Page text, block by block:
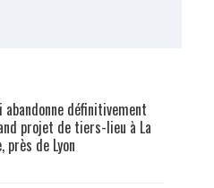
abandonne définitivement
projet de tiers-lieu à La
près de Lyon